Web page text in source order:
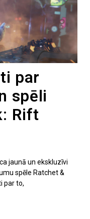
par
spēli
Rift
jaunā un ekskluzīvi
spēle Ratchet &
par to,